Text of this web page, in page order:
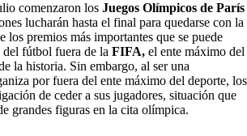
comenzaron los Juegos Olímpicos de París
lucharán hasta el final para quedarse con la
los premios más importantes que se puede
fútbol fuera de la FIFA, el ente máximo del
la historia. Sin embargo, al ser una
por fuera del ente máximo del deporte, los
de ceder a sus jugadores, situación que
grandes figuras en la cita olímpica.